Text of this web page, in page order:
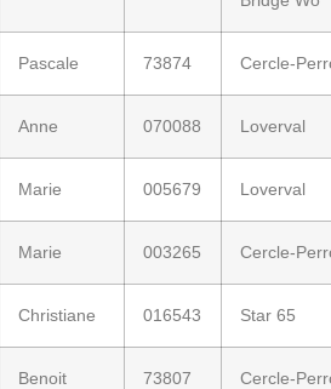
Pascale 73874 Cercle-
Anne 070088 Loverval
Marie 005679 Loverval
Marie 003265 Cercle-
Christiane 016543 Star 65
Benoit 73807 Cercle-